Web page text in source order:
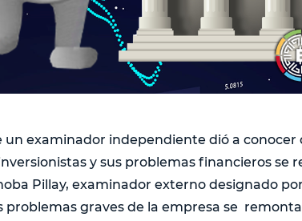
un examinador independiente dió a conocer
y sus problemas financieros se
Pillay, examinador externo designado
problemas graves de la empresa se